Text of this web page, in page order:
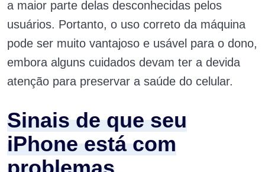
a maior parte delas desconhecidas pelos
usuários. Portanto, o uso correto da máquina
pode ser muito vantajoso e usável para o dono,
embora alguns cuidados devam ter a devida
atenção para preservar a saúde do celular.
Sinais de que seu
iPhone está com